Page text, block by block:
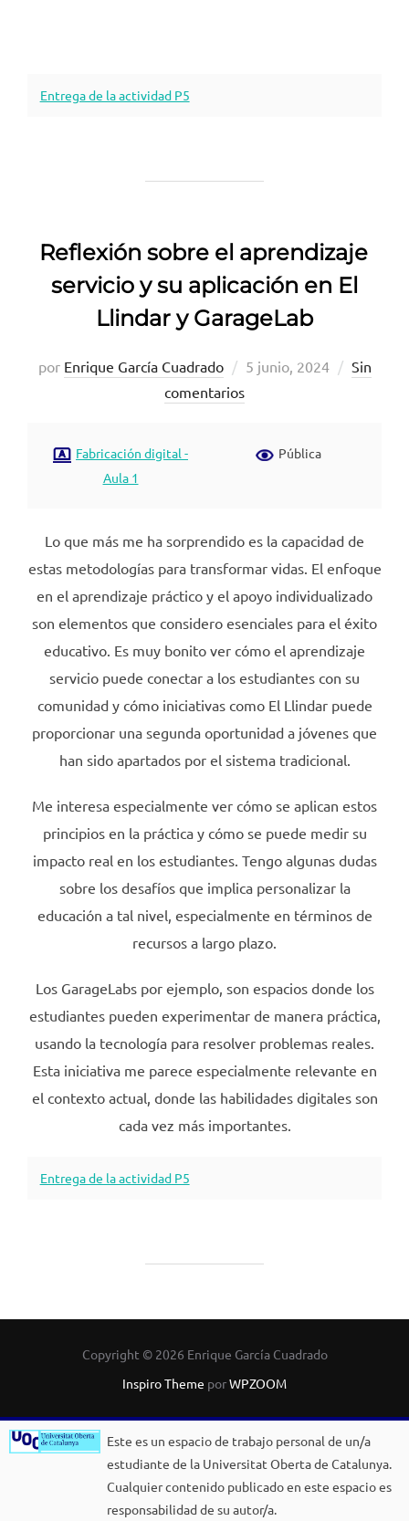
Entrega de la actividad P5
Reflexión sobre el aprendizaje
servicio y su aplicación en El
Llindar y GarageLab
por Enrique García Cuadrado
Publicado
el
5 junio, 2024
Sin
comentarios
Fabricación digital -
Aula 1
Pública
Lo que más me ha sorprendido es la capacidad de
estas metodologías para transformar vidas. El enfoque
en el aprendizaje práctico y el apoyo individualizado
son elementos que considero esenciales para el éxito
educativo. Es muy bonito ver cómo el aprendizaje
servicio puede conectar a los estudiantes con su
comunidad y cómo iniciativas como El Llindar puede
proporcionar una segunda oportunidad a jóvenes que
han sido apartados por el sistema tradicional.
Me interesa especialmente ver cómo se aplican estos
principios en la práctica y cómo se puede medir su
impacto real en los estudiantes. Tengo algunas dudas
sobre los desafíos que implica personalizar la
educación a tal nivel, especialmente en términos de
recursos a largo plazo.
Los GarageLabs por ejemplo, son espacios donde los
estudiantes pueden experimentar de manera práctica,
usando la tecnología para resolver problemas reales.
Esta iniciativa me parece especialmente relevante en
el contexto actual, donde las habilidades digitales son
cada vez más importantes.
Entrega de la actividad P5
Copyright © 2026 Enrique García Cuadrado
Inspiro Theme porWPZOOM
Este es un espacio de trabajo personal de un/a
estudiante de la Universitat Oberta de Catalunya.
Cualquier contenido publicado en este espacio es
responsabilidad de su autor/a.